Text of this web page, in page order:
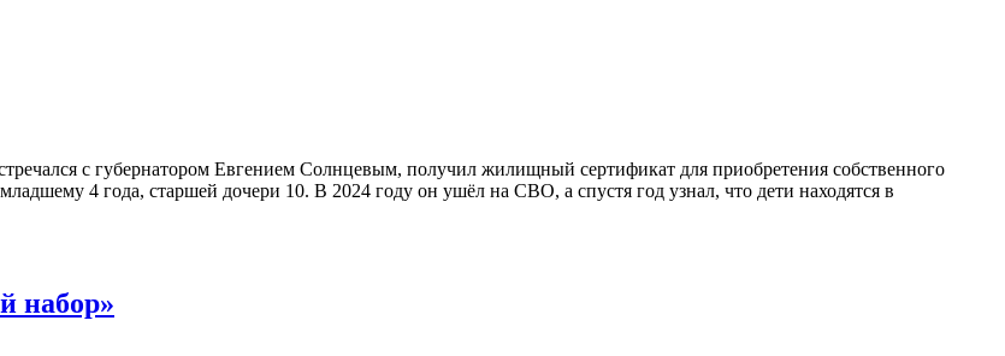
с губернатором Евгением Солнцевым, получил жилищный сертификат для приобретения собственного
4 года, старшей дочери 10. В 2024 году он ушёл на СВО, а спустя год узнал, что дети находятся в
набор»